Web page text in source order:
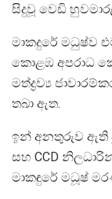
සිදුවූ වෙඩි
මාකදුරේ මධුෂ්ව
කොළඹ අපරාධ
මත්ද්‍රව්‍ය
තබා ඇත.
ඉන් අනතුරුව ඇති
සහ CCD
මාකඳුරේ මධූෂ්